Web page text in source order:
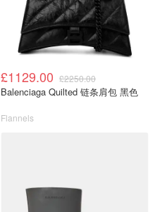
£1129.00 £2250.00
Balenciaga Quilted 链条肩包 黑色
Flannels